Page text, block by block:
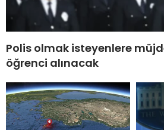
Polis olmak isteyenlere
öğrenci alınacak